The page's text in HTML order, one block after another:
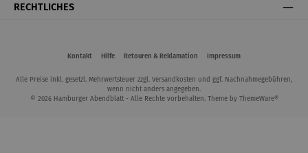
RECHTLICHES
Kontakt Hilfe Retouren & Reklamation Impressum
Alle Preise inkl. gesetzl. Mehrwertsteuer zzgl. Versandkosten und ggf. Nachnahmegebühren,
wenn nicht anders angegeben.
© 2026 Hamburger Abendblatt - Alle Rechte vorbehalten. Theme by ThemeWare®